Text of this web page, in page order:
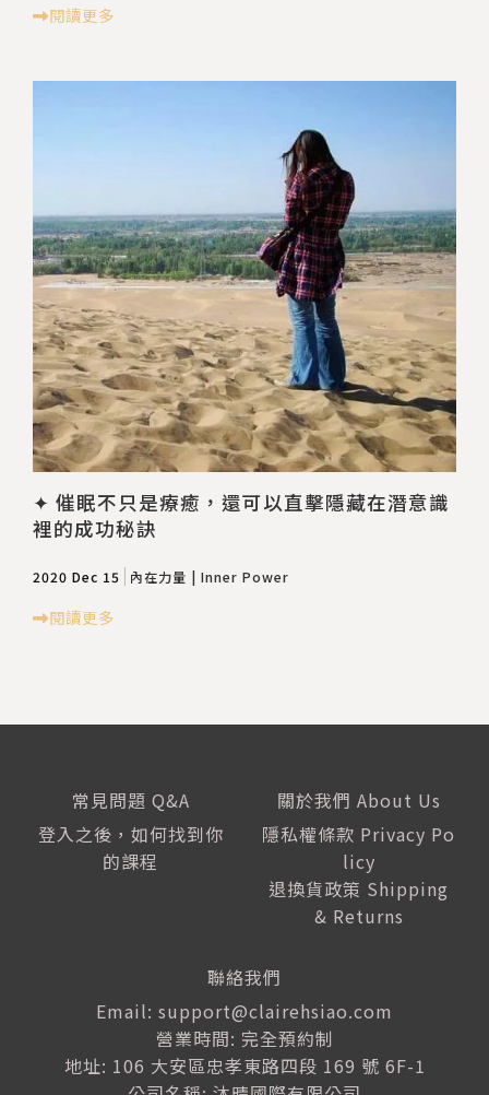
閱讀更多
✦ 催眠不只是療癒，還可以直擊隱藏在潛意識
裡的成功秘訣
2020 Dec 15 內在力量 | Inner Power
閱讀更多
常見問題 Q&A
登入之後，如何找到你
的課程
關於我們 About Us
隱私權條款 Privacy Po
licy
退換貨政策 Shipping
& Returns
聯絡我們
Email: support@clairehsiao.com
營業時間: 完全預約制
地址: 106 大安區忠孝東路四段 169 號 6F-1